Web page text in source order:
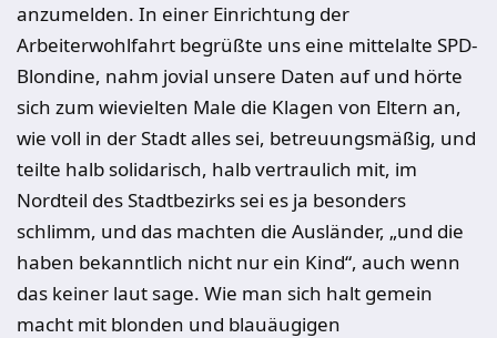
anzumelden. In einer Einrichtung der
Arbeiterwohlfahrt begrüßte uns eine mittelalte SPD-
Blondine, nahm jovial unsere Daten auf und hörte
sich zum wievielten Male die Klagen von Eltern an,
wie voll in der Stadt alles sei, betreuungsmäßig, und
teilte halb solidarisch, halb vertraulich mit, im
Nordteil des Stadtbezirks sei es ja besonders
schlimm, und das machten die Ausländer, „und die
haben bekanntlich nicht nur ein Kind“, auch wenn
das keiner laut sage. Wie man sich halt gemein
macht mit blonden und blauäugigen